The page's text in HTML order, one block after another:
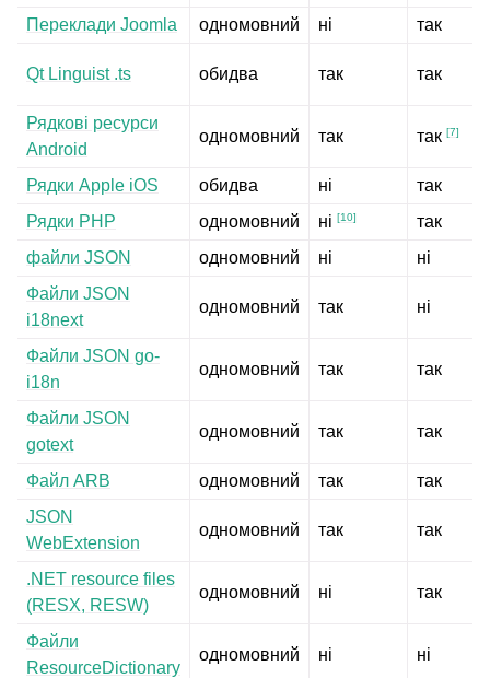
Переклади Joomla
одномовний ні так
Qt Linguist .ts обидва так так
Рядкові ресурси
Android
одномовний так так [7]
Рядки Apple iOS обидва ні
так
Рядки PHP
одномовний ні [10]
так
файли JSON
одномовний ні
ні
Файли JSON
i18next
одномовний так ні
Файли JSON go-
i18n
одномовний так так
Файли JSON
gotext
одномовний так так
Файл ARB одномовний так
так
JSON
WebExtension
одномовний так так
.NET resource files
(RESX, RESW)
одномовний ні так
Файли
ResourceDictionary
одномовний ні ні